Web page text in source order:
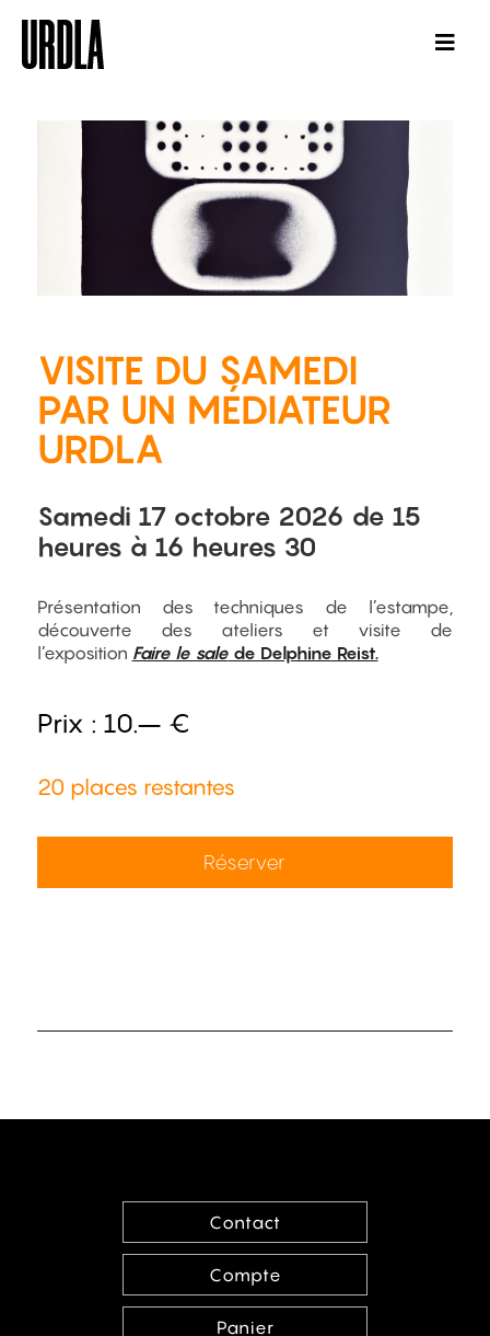
VISITE DU SAMEDI
PAR UN MÉDIATEUR
URDLA
Samedi 17 octobre 2026 de 15
heures à 16 heures 30
Présentation des techniques de l’estampe,
découverte des ateliers et visite de
l’exposition Faire le salede Delphine Reist.
Prix : 10.– €
20 places restantes
Réserver
Contact
Compte
Panier